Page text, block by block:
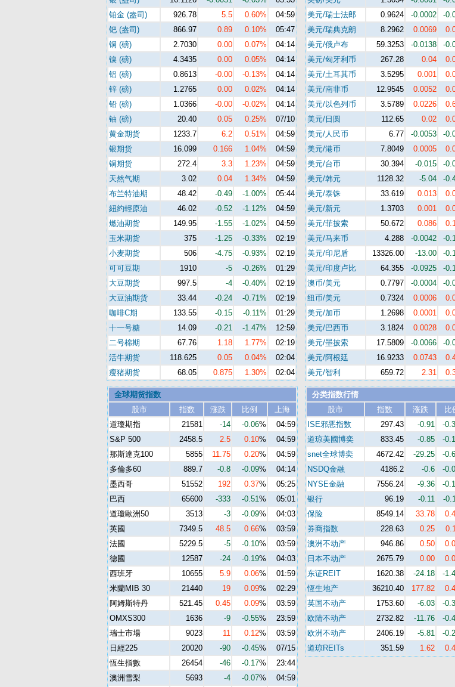
铂金 (盎司)
926.78 5.5 0.60%
04:59
钯 (盎司)
866.97 0.89 0.10%
05:47
铜 (磅)
2.7030 0.00 0.07%
04:14
镍 (磅)
4.3435 0.00 0.05%
04:14
铝 (磅)
0.8613 -0.00 -0.13%
04:14
锌 (磅)
1.2765 0.00 0.02%
04:14
铅 (磅)
1.0366 -0.00 -0.02%
04:14
铀 (磅)
20.40 0.05 0.25%
07/10
黄金期货
1233.7 6.2 0.51%
04:59
银期货
16.099 0.166 1.04%
04:59
铜期货
272.4 3.3 1.23%
04:59
天然气期
3.02 0.04 1.34%
04:59
布兰特油期
48.42 -0.49 -1.00%
05:44
紐約輕原油
46.02 -0.52 -1.12%
04:59
燃油期货
149.95 -1.55 -1.02%
04:59
玉米期货
375 -1.25 -0.33%
02:19
小麦期货
506 -4.75 -0.93%
02:19
可可豆期
1910 -5 -0.26%
01:29
大豆期货
997.5 -4 -0.40%
02:19
大豆油期货
33.44 -0.24 -0.71%
02:19
咖啡C期
133.55 -0.15 -0.11%
01:29
十一号糖
14.09 -0.21 -1.47%
12:59
二号棉期
67.76 1.18 1.77%
02:19
活牛期货
118.625 0.05 0.04%
02:04
瘦猪期货
68.05 0.875 1.30% 02:04
美元/瑞士法郎
0.9624 -0.0002 -
美元/瑞典克朗
8.2962 0.0069
美元/俄卢布
59.3253 -0.0138 -
美元/匈牙利币
267.28 0.04
美元/土耳其币
3.5295 0.001
美元/南非币
12.9545 0.0052
美元/以色列币
3.5789 0.0226
美元/日圆
112.65 0.02
美元/人民币
6.77 -0.0053 -
美元/港币
7.8049 0.0005
美元/台币
30.394 -0.015 -
美元/韩元
1128.32 -5.04 -
美元/泰铢
33.619 0.013
美元/新元
1.3703 0.001
美元/菲披索
50.672 0.086
美元/马来币
4.288 -0.0042 -
美元/印尼盾
13326.00 -13.00 -
美元/印度卢比
64.355 -0.0925 -
澳币/美元
0.7797 -0.0004 -
纽币/美元
0.7324 0.0006
美元/加币
1.2698 0.0001
美元/巴西币
3.1824 0.0028
美元/墨披索
17.5809 -0.0066 -
美元/阿根廷
16.9233 0.0743
美元/智利
659.72 2.31
全球期货指数
股市
指数 涨跌 比例
上海
道瓊期指
21581 -14 -0.06%
04:59
S&P 500
2458.5 2.5 0.10%
04:59
那斯達克100
5855 11.75 0.20%
04:59
多倫多60
889.7 -0.8 -0.09%
04:14
墨西哥
51552 192 0.37%
05:25
巴西
65600 -333 -0.51%
05:01
道瓊歐洲50
3513 -3 -0.09%
04:03
英國
7349.5 48.5 0.66%
03:59
法國
5229.5 -5 -0.10%
03:59
德國
12587 -24 -0.19%
04:03
西班牙
10655 5.9 0.06%
01:59
米蘭MIB 30
21440 19 0.09%
02:29
阿姆斯特丹
521.45 0.45 0.09%
03:59
OMXS300
1636 -9 -0.55%
23:59
瑞士市場
9023 11 0.12%
03:59
日經225
20020 -90 -0.45%
07/15
恆生指數
26454 -46 -0.17%
23:44
澳洲雪梨
5693 -4 -0.07% 04:59
分类指数行情
股市
指数 涨跌 比
ISE邪恶指数
297.43 -0.91 -
道琼美國博奕
833.45 -0.85 -
snet全球博奕
4672.42 -29.25 -
NSDQ金融
4186.2 -0.6 -
NYSE金融
7556.24 -9.36 -
银行
96.19 -0.11 -
保险
8549.14 33.78
券商指数
228.63 0.25
澳洲不动产
946.86 0.50
日本不动产
2675.79 0.00
东证REIT
1620.38 -24.18 -
恆生地产
36210.40 177.82
英国不动产
1753.60 -6.03 -
欧陆不动产
2732.82 -11.76 -
欧洲不动产
2406.19 -5.81 -
道琼REITs
351.59 1.62